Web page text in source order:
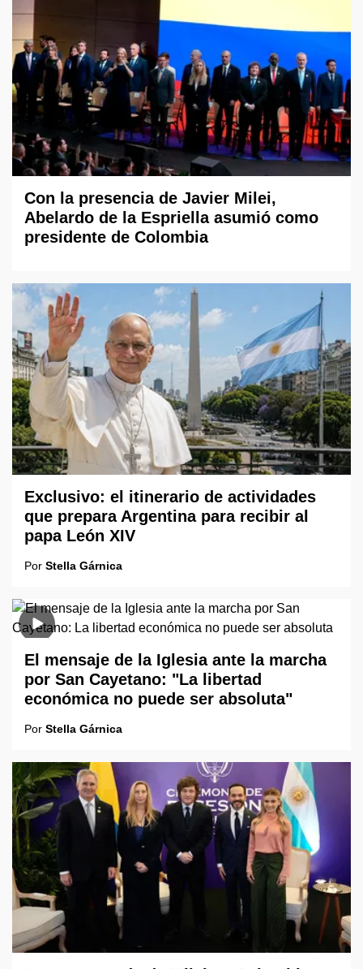
Con la presencia de Javier Milei,
Abelardo de la Espriella asumió como
presidente de Colombia
Exclusivo: el itinerario de actividades
que prepara Argentina para recibir al
papa León XIV
Por Stella Gárnica
El mensaje de la Iglesia ante la marcha
por San Cayetano: "La libertad
económica no puede ser absoluta"
Por Stella Gárnica